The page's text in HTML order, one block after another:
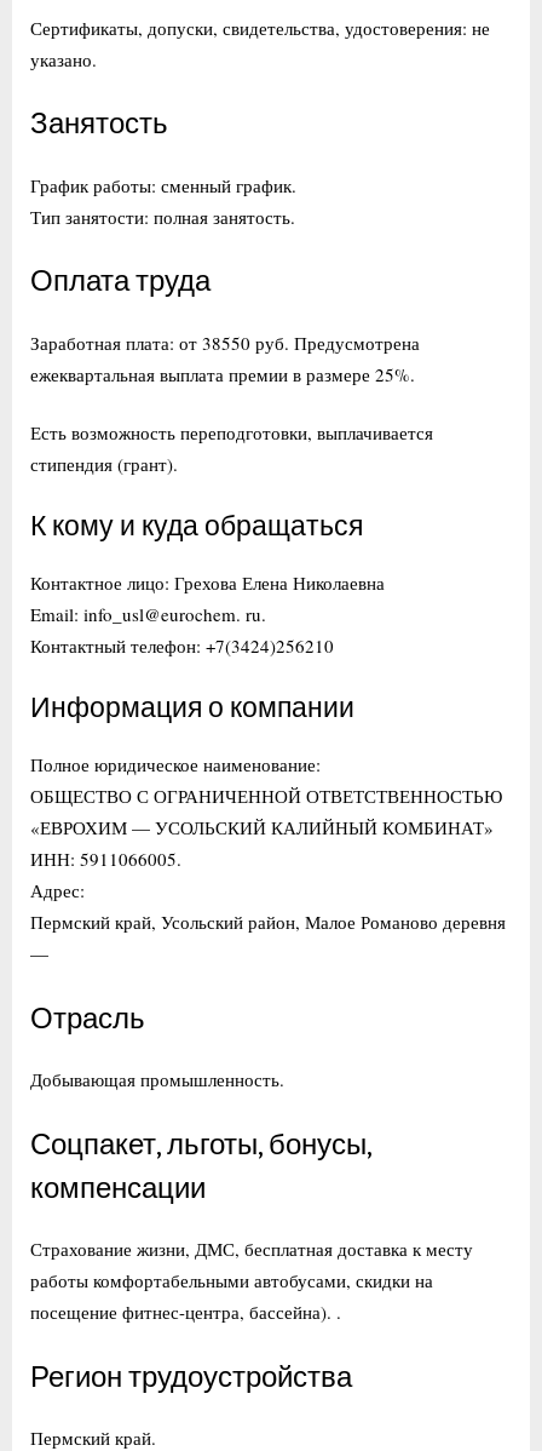
Сертификаты, допуски, свидетельства, удостоверения: не
указано.
Занятость
График работы: сменный график.
Тип занятости: полная занятость.
Оплата труда
Заработная плата: от 38550 руб. Предусмотрена
ежеквартальная выплата премии в размере 25%.
Есть возможность переподготовки, выплачивается
стипендия (грант).
К кому и куда обращаться
Контактное лицо: Грехова Елена Николаевна
Email: info_usl@eurochem. ru.
Контактный телефон: +7(3424)256210
Информация о компании
Полное юридическое наименование:
ОБЩЕСТВО С ОГРАНИЧЕННОЙ ОТВЕТСТВЕННОСТЬЮ
«ЕВРОХИМ — УСОЛЬСКИЙ КАЛИЙНЫЙ КОМБИНАТ»
ИНН: 5911066005.
Адрес:
Пермский край, Усольский район, Малое Романово деревня
—
Отрасль
Добывающая промышленность.
Соцпакет, льготы, бонусы,
компенсации
Страхование жизни, ДМС, бесплатная доставка к месту
работы комфортабельными автобусами, скидки на
посещение фитнес-центра, бассейна). .
Регион трудоустройства
Пермский край.